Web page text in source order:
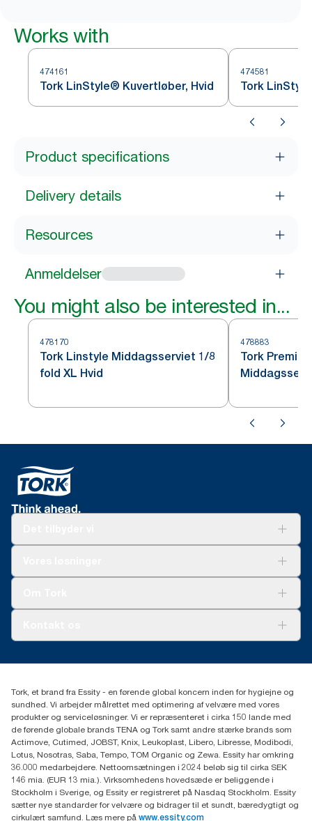
Works with
474161
Tork LinStyle® Kuvertløber, Hvid
474581
Tork LinStyle
Product specifications
Delivery details
Resources
Anmeldelser
You might also be interested in...
478170
Tork Linstyle Middagsserviet 1/8
fold XL Hvid
478883
Tork
Smiley-rapport
(+45) 48 16 82 44
Professional Hygiene
Gydevang 33
DK-3450 Allerød
Tork, et brand fra Essity - en førende global koncern inden for hygiejne og
sundhed. Vi arbejder målrettet med optimering af velvære med vores
produkter og serviceløsninger. Vi er repræsenteret i cirka 150 lande med
de førende globale brands TENA og Tork samt andre stærke brands som
Actimove, Cutimed, JOBST, Knix, Leukoplast, Libero, Libresse, Modibodi,
Lotus, Nosotras, Saba, Tempo, TOM Organic og Zewa. Essity har omkring
36.000 medarbejdere. Nettoomsætningen i 2024 beløb sig til cirka SEK
146 mia. (EUR 13 mia.). Virksomhedens hovedsæde er beliggende i
Stockholm i Sverige, og Essity er registreret på Nasdaq Stockholm. Essity
sætter nye standarder for velvære og bidrager til et sundt, bæredygtigt og
cirkulært samfund. Læs mere på www.essity.com